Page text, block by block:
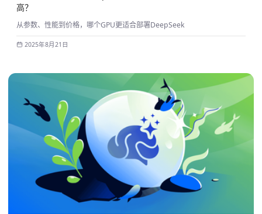
高？
从参数、性能到价格，哪个GPU更适合部署DeepSeek
2025年8月21日